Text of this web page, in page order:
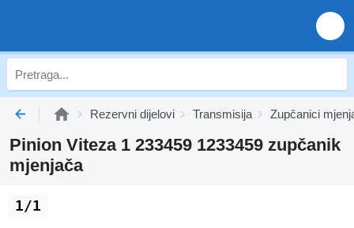
Rezervni dijelovi Transmisija Zupčanici
Pinion Viteza 1 233459 1233459 zupčanik
mjenjača
1/1